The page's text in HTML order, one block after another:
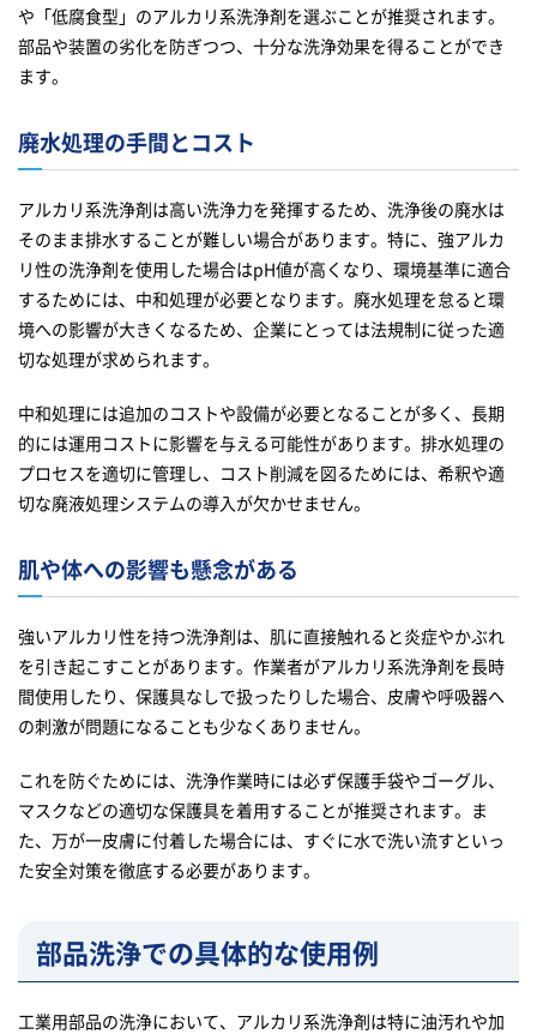
や「低腐食型」のアルカリ系洗浄剤を選ぶことが推奨されます。
部品や装置の劣化を防ぎつつ、十分な洗浄効果を得ることができ
ます。
廃水処理の手間とコスト
アルカリ系洗浄剤は高い洗浄力を発揮するため、洗浄後の廃水は
そのまま排水することが難しい場合があります。特に、強アルカ
リ性の洗浄剤を使用した場合はpH値が高くなり、環境基準に適合
するためには、中和処理が必要となります。廃水処理を怠ると環
境への影響が大きくなるため、企業にとっては法規制に従った適
切な処理が求められます。
中和処理には追加のコストや設備が必要となることが多く、長期
的には運用コストに影響を与える可能性があります。排水処理の
プロセスを適切に管理し、コスト削減を図るためには、希釈や適
切な廃液処理システムの導入が欠かせません。
肌や体への影響も懸念がある
強いアルカリ性を持つ洗浄剤は、肌に直接触れると炎症やかぶれ
を引き起こすことがあります。作業者がアルカリ系洗浄剤を長時
間使用したり、保護具なしで扱ったりした場合、皮膚や呼吸器へ
の刺激が問題になることも少なくありません。
これを防ぐためには、洗浄作業時には必ず保護手袋やゴーグル、
マスクなどの適切な保護具を着用することが推奨されます。ま
た、万が一皮膚に付着した場合には、すぐに水で洗い流すといっ
た安全対策を徹底する必要があります。
部品洗浄での具体的な使用例
工業用部品の洗浄において、アルカリ系洗浄剤は特に油汚れや加